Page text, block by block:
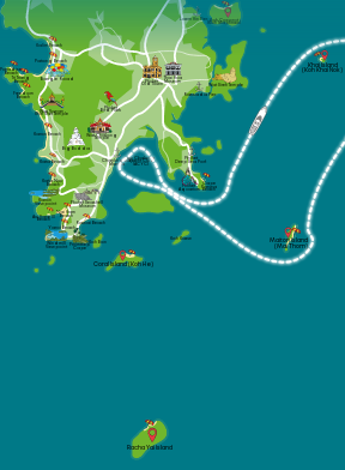
Phuket Seashell
Museum
Laem Hin Pier Koh Coconut
(Koh Maphrao)
Wat Sireh Temple
Rassada Pier
Thai Hua
Museum
Phuket
Old Town
Phuket
Bird Park
Kalim Beach
Patong Beach
Tri Trang
Beach
Paradise
Beach
Freedom
Beach
Bangle Road
Wat Suwan
Khiri Khet Temple
Karon Beach
Kata Beach
Kata Noi
Beach
Karon
Viewpoint
Ao Sane 10
Nai Harn
Beach
Yanui Beach
Promthep
Cape
Windmill
Viewpoint
Rawai Beach
Coral Island (Koh He)
Wat Chalong
Temple
Ao Chalong
Phuket
Aquarium
Cape
Panwa
Beach
Phuket
Maiton Island
Khai Island
(Koh Khai Nok)
(Mai Thom)
Yacht Club
(ACYC) Deep Sea Port
Racha Yai Island
Chanlog Bay
Marina
Koh Bon
Koh Kaew